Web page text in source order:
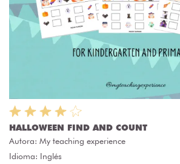
HALLOWEEN FIND AND COUNT
Autora: My teaching experience
Idioma: Inglés